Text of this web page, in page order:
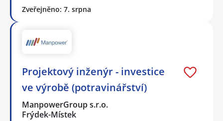
Zveřejněno: 7. srpna
Projektový inženýr - investice
ve výrobě (potravinářství)
ManpowerGroup s.r.o.
Frýdek-Místek